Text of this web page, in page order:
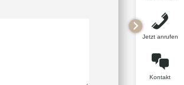
Jetzt anrufen
Kontakt